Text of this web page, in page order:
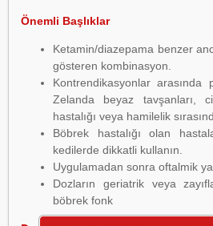
Önemli Başlıklar
Ketamin/diazepama benzer
gösteren kombinasyon.
Kontrendikasyonlar arasında
Zelanda beyaz tavşanları,
hastalığı veya hamilelik
Böbrek hastalığı olan
kedilerde dikkatli kullanın.
Uygulamadan sonra oftalmik
Dozların geriatrik veya
böbrek fonk